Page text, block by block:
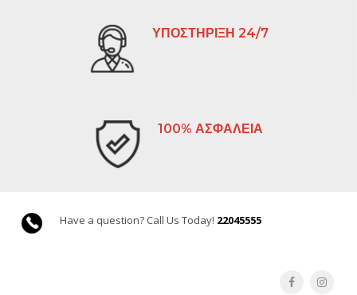
ΥΠΟΣΤΗΡΙΞΗ 24/7
100% ΑΣΦΑΛΕΙΑ
Have a question? Call Us Today! 22045555